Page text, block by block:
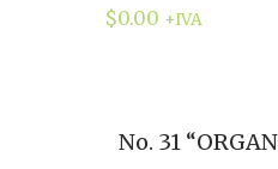
$0.00 +IVA
No. 31